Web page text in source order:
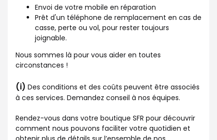
Envoi de votre mobile en réparation
Prêt d'un téléphone de remplacement en cas de
casse, perte ou vol, pour rester toujours
joignable.
Nous sommes là pour vous aider en toutes
circonstances !
(i) Des conditions et des coûts peuvent être associés
à ces services. Demandez conseil à nos équipes.
Rendez-vous dans votre boutique SFR pour découvrir
comment nous pouvons faciliter votre quotidien et